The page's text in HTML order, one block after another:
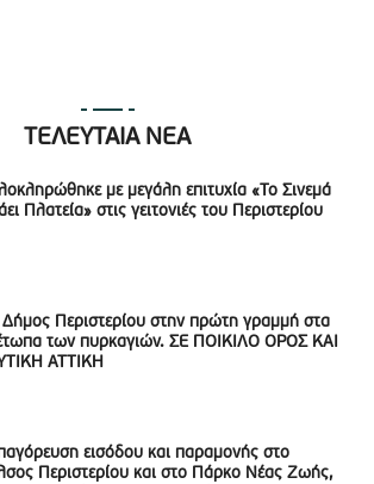
ΤΕΛΕΥΤΑΙΑ ΝΕΑ
με μεγάλη επιτυχία «Το Σινεμά
Πλατεία» στις γειτονιές του Περιστερίου
Περιστερίου στην πρώτη γραμμή στα
των πυρκαγιών. ΣΕ ΠΟΙΚΙΛΟ ΟΡΟΣ ΚΑΙ
ΑΤΤΙΚΗ
εισόδου και παραμονής στο
Περιστερίου και στο Πάρκο Νέας Ζωής,